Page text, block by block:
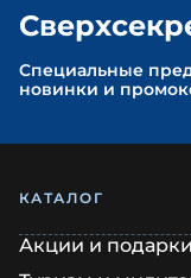
Cпециальные
новинки и
КАТАЛОГ
Акции и